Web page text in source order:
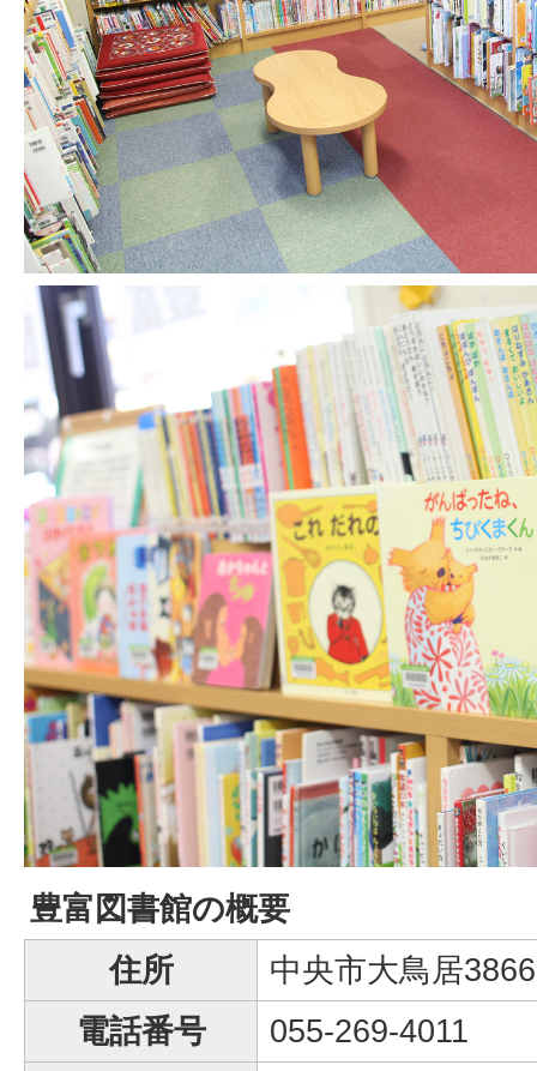
豊富図書館の概要
住所
中央市大鳥居
電話番号
055-269-4011